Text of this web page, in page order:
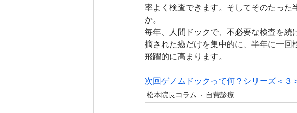
率よく検査できます。そしてそのたった
か。
毎年、人間ドックで、不必要な検査を
摘された癌だけを集中的に、半年に一
飛躍的に高まります。
次回ゲノムドックって何？シリーズ＜３
松本院長コラム 自費診療